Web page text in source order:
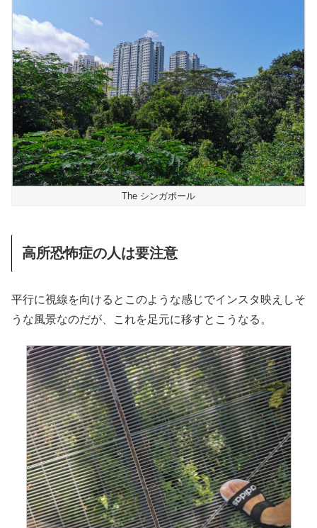
The シンガポール
高所恐怖症の人は要注意
平行に視線を向けるとこのような感じでインスタ映えしそ
うな風景なのだが、これを足元に移すとこうなる。